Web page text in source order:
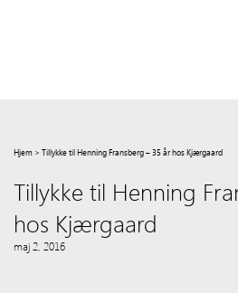
Hjem > Tillykke til Henning Fransberg – 35 år hos Kjærgaard
Tillykke til Henning
hos Kjærgaard
maj 2, 2016